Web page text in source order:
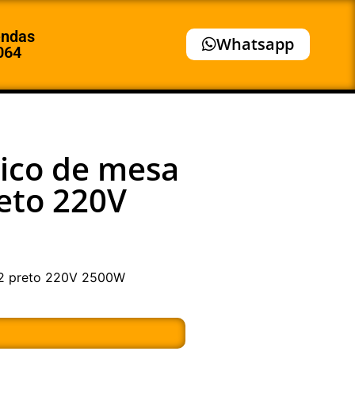
Whatsapp
de mesa
220V
preto 220V 2500W